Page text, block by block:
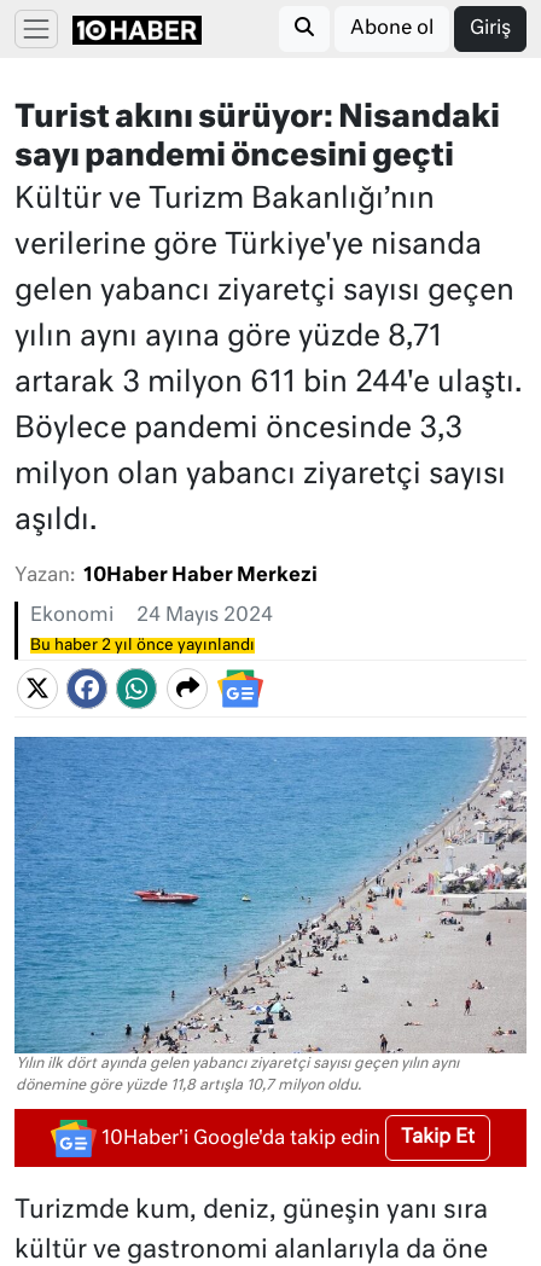
Abone ol Giriş
Turist akını sürüyor: Nisandaki
sayı pandemi öncesini geçti
Kültür ve Turizm Bakanlığı’nın
verilerine göre Türkiye'ye nisanda
gelen yabancı ziyaretçi sayısı geçen
yılın aynı ayına göre yüzde 8,71
artarak 3 milyon 611 bin 244'e ulaştı.
Böylece pandemi öncesinde 3,3
milyon olan yabancı ziyaretçi sayısı
aşıldı.
Yazan: 10Haber Haber Merkezi
Ekonomi 24 Mayıs 2024
Bu haber 2 yıl önce yayınlandı
Yılın ilk dört ayında gelen yabancı ziyaretçi sayısı geçen yılın aynı
dönemine göre yüzde 11,8 artışla 10,7 milyon oldu.
10Haber'i Google'da takip edin Takip Et
Turizmde kum, deniz, güneşin yanı sıra
kültür ve gastronomi alanlarıyla da öne